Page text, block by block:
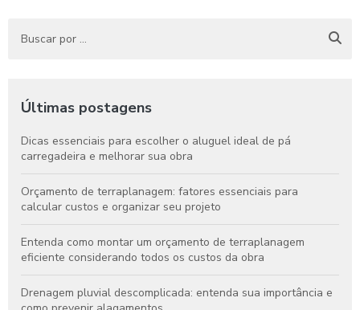
Últimas postagens
Dicas essenciais para escolher o aluguel ideal de pá
carregadeira e melhorar sua obra
Orçamento de terraplanagem: fatores essenciais para
calcular custos e organizar seu projeto
Entenda como montar um orçamento de terraplanagem
eficiente considerando todos os custos da obra
Drenagem pluvial descomplicada: entenda sua importância e